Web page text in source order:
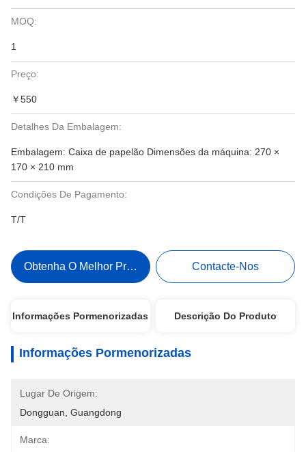
MOQ:
1
Preço:
￥550
Detalhes Da Embalagem:
Embalagem: Caixa de papelão Dimensões da máquina: 270 ×
170 × 210 mm
Condições De Pagamento:
T/T
Obtenha O Melhor Preço Contacte-Nos
Informações Pormenorizadas Descrição Do Produto
Informações Pormenorizadas
Lugar De Origem:
Dongguan, Guangdong
Marca: